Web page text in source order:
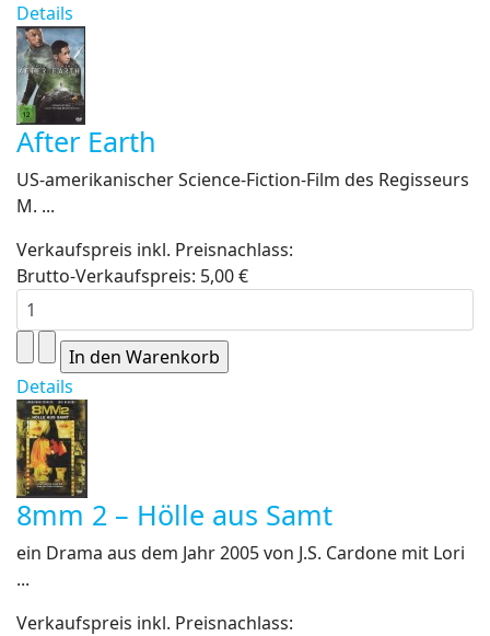
Details
After Earth
US-amerikanischer Science-Fiction-Film des Regisseurs
M. ...
Verkaufspreis inkl. Preisnachlass:
Brutto-Verkaufspreis: 5,00 €
Details
8mm 2 – Hölle aus Samt
ein Drama aus dem Jahr 2005 von J.S. Cardone mit Lori
...
Verkaufspreis inkl. Preisnachlass: